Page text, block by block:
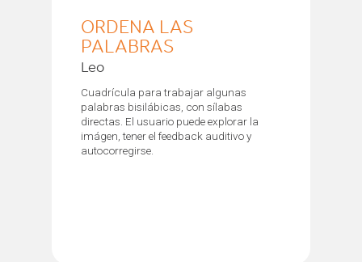
ORDENA LAS
PALABRAS
Leo
Cuadrícula para trabajar algunas
palabras bisilábicas, con sílabas
directas. El usuario puede explorar la
imágen, tener el feedback auditivo y
autocorregirse.